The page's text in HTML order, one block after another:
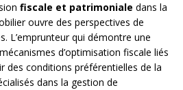
fiscale et patrimoniale dans la
ouvre des perspectives de
L’emprunteur qui démontre une
d’optimisation fiscale liés
des conditions préférentielles de la
dans la gestion de